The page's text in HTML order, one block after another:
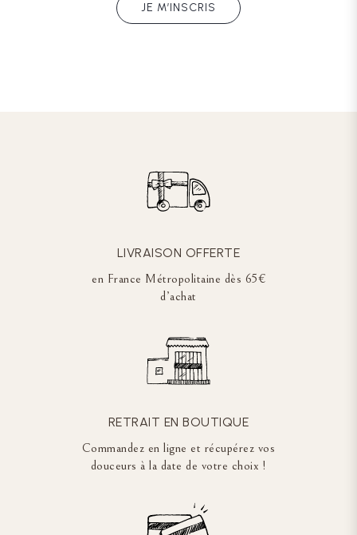
JE M’INSCRIS
LIVRAISON OFFERTE
en France Métropolitaine dès 65€
d’achat
RETRAIT EN BOUTIQUE
Commandez en ligne et récupérez vos
douceurs à la date de votre choix !